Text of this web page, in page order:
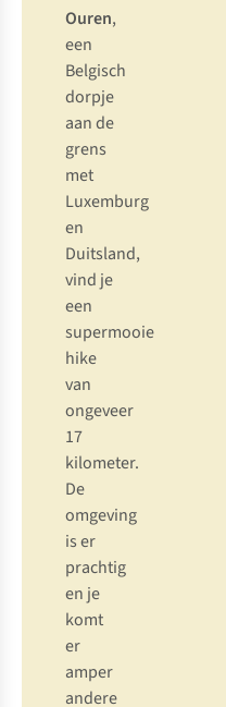
Ouren,
een
Belgisch
dorpje
aan de
grens
met
Luxemburg
en
Duitsland,
vind je
een
supermooie
hike
van
ongeveer
17
kilometer.
De
omgeving
is er
prachtig
en je
komt
er
amper
andere